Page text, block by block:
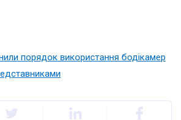
порядок використання бодікамер